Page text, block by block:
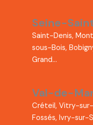
Seine-
Saint-Denis,
sous-Bois,
Grand…
Val-de-
Créteil, Vitry-
Fossés, Ivry-sur-